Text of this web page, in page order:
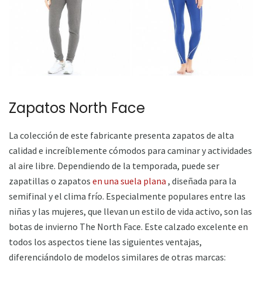
Zapatos North Face
La colección de este fabricante presenta zapatos de alta
calidad e increíblemente cómodos para caminar y actividades
al aire libre. Dependiendo de la temporada, puede ser
zapatillas o zapatos en una suela plana , diseñada para la
semifinal y el clima frío. Especialmente populares entre las
niñas y las mujeres, que llevan un estilo de vida activo, son las
botas de invierno The North Face. Este calzado excelente en
todos los aspectos tiene las siguientes ventajas,
diferenciándolo de modelos similares de otras marcas: